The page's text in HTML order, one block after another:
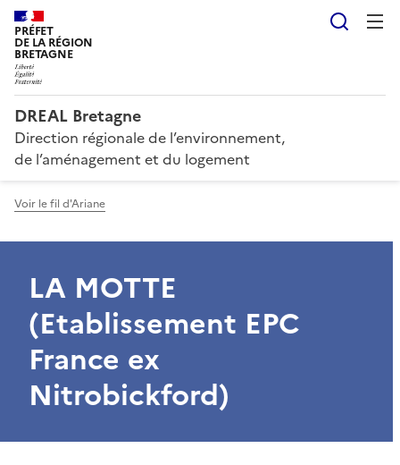
PRÉFET
DE LA RÉGION
BRETAGNE
DREAL Bretagne
Direction régionale de l’environnement,
de l’aménagement et du logement
Voir le fil d'Ariane
LA MOTTE
(Etablissement EPC
France ex
Nitrobickford)